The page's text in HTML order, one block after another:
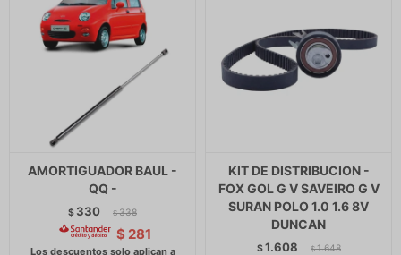
AMORTIGUADOR BAUL -
QQ -
$ 330 $ 338
$ 281
KIT DE DISTRIBUCION -
FOX GOL G V SAVEIRO G V
SURAN POLO 1.0 1.6 8V
DUNCAN
$1.608 $ 1.648